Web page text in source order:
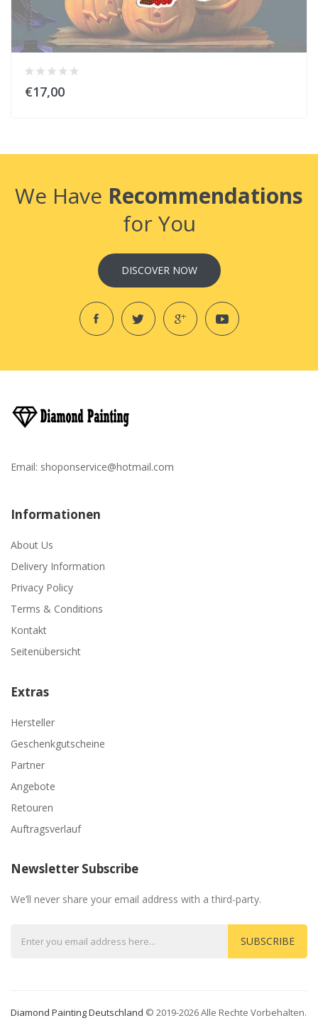
€17,00
We Have Recommendations
for You
DISCOVER NOW
Email: shoponservice@hotmail.com
Informationen
About Us
Delivery Information
Privacy Policy
Terms & Conditions
Kontakt
Seitenübersicht
Extras
Hersteller
Geschenkgutscheine
Partner
Angebote
Retouren
Auftragsverlauf
Newsletter Subscribe
We’ll never share your email address with a third-party.
SUBSCRIBE
Diamond Painting Deutschland © 2019-2026 Alle Rechte Vorbehalten.